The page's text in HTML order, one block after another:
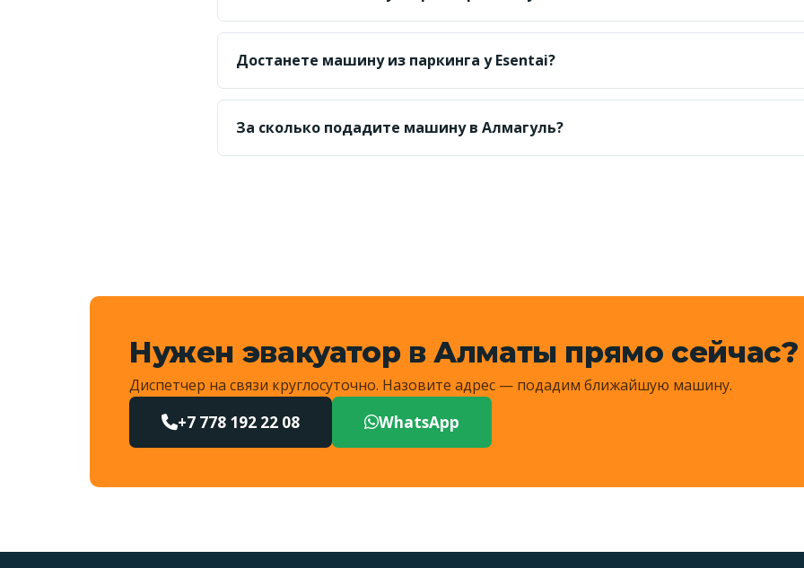
От 20 000 ₸ по городу для легкового авто; точную сумму по адресу называем
Достанете машину из паркинга у Esentai?
Да, из подземных паркингов в районе Esentai и Алмагуля выкатываем авто
За сколько подадите машину в Алмагуль?
Нужен эвакуатор в Алматы прямо сейчас?
Диспетчер на связи круглосуточно. Назовите адрес — подадим ближайшую машину.
+7 778 192 22 08 WhatsApp